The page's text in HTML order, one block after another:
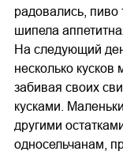
радовались, пиво
шипела
На следующий
несколько
забивая своих
кусками.
другими
односельчанам,